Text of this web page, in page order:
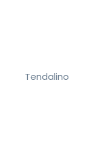
Tendalino